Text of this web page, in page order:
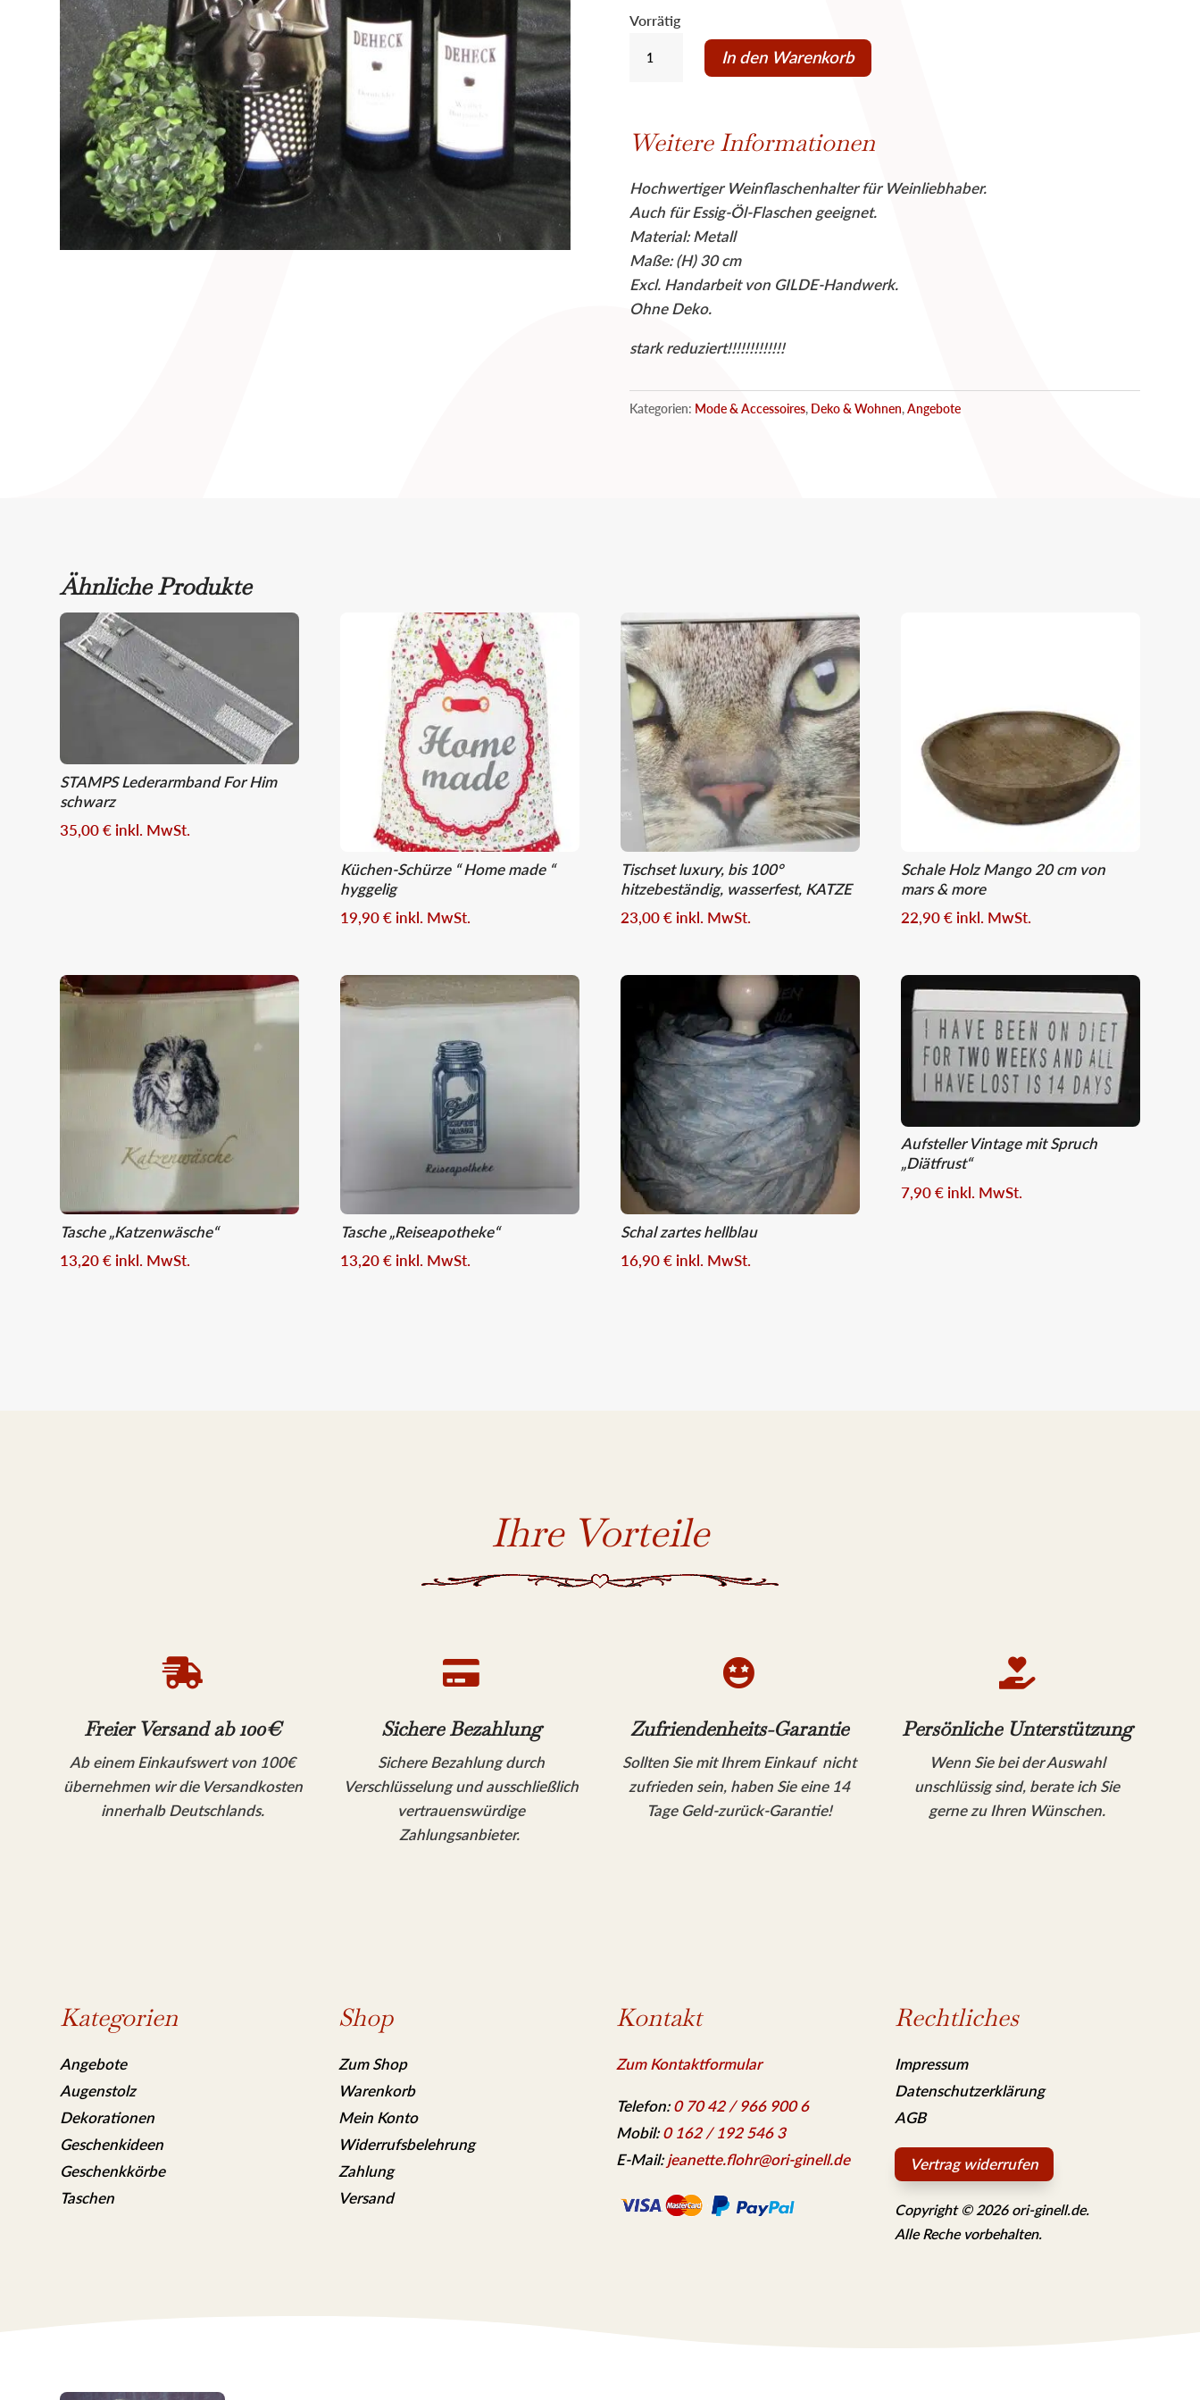
29,00 €22,00 €.
Vorrätig
Flaschenhalter
Gilde
reduziert!
Menge
In den Warenkorb
Weitere Informationen
Hochwertiger Weinflaschenhalter für Weinliebhaber.
Auch für Essig-Öl-Flaschen geeignet.
Material: Metall
Maße: (H) 30 cm
Excl. Handarbeit von GILDE-Handwerk.
Ohne Deko.
stark reduziert!!!!!!!!!!!!!
Kategorien: Mode & Accessoires, Deko & Wohnen,Angebote
Ähnliche Produkte
STAMPS Lederarmband For Him
schwarz
35,00€ inkl. MwSt.
Küchen-Schürze “ Home made “
hyggelig
19,90€ inkl. MwSt.
Tischset luxury, bis 100°
hitzebeständig, wasserfest, KATZE
23,00€ inkl. MwSt.
Schale Holz Mango 20 cm von
mars & more
22,90€ inkl. MwSt.
Tasche „Katzenwäsche“
13,20€ inkl. MwSt.
Tasche „Reiseapotheke“
13,20€ inkl. MwSt.
Schal zartes hellblau
16,90€ inkl. MwSt.
Aufsteller Vintage mit Spruch
„Diätfrust“
7,90€ inkl. MwSt.
Ihre Vorteile

Freier Versand ab 100€
Ab einem Einkaufswert von 100€
übernehmen wir die Versandkosten
innerhalb Deutschlands.

Sichere Bezahlung
Sichere Bezahlung durch
Verschlüsselung und ausschließlich
vertrauenswürdige
Zahlungsanbieter.

Zufriendenheits-Garantie
Sollten Sie mit Ihrem Einkauf nicht
zufrieden sein, haben Sie eine 14
Tage Geld-zurück-Garantie!

Persönliche Unterstützung
Wenn Sie bei der Auswahl
unschlüssig sind, berate ich Sie
gerne zu Ihren Wünschen.
Kategorien
Angebote
Augenstolz
Dekorationen
Geschenkideen
Geschenkkörbe
Taschen
Shop
Zum Shop
Warenkorb
Mein Konto
Widerrufsbelehrung
Zahlung
Versand
Kontakt
Zum Kontaktformular
Telefon:0 70 42 / 966 900 6
Mobil:0 162 / 192 546 3
E-Mail: jeanette.flohr@ori-ginell.de
Rechtliches
Impressum
Datenschutzerklärung
AGB
Vertrag widerrufen
Copyright © 2026 ori-ginell.de.
Alle Reche vorbehalten.